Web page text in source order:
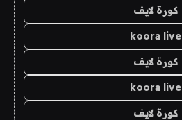
كورة لايف
koora live
كورة لايف
koora live
كورة لايف